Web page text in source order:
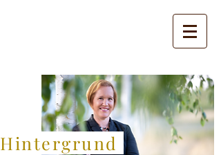
Hintergrund